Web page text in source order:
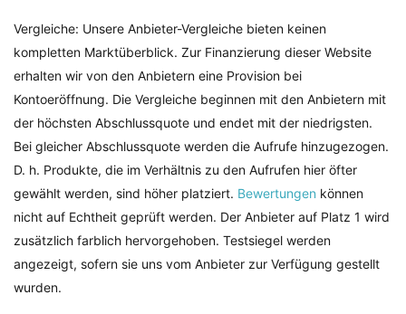
Vergleiche: Unsere Anbieter-Vergleiche bieten keinen
kompletten Marktüberblick. Zur Finanzierung dieser Website
erhalten wir von den Anbietern eine Provision bei
Kontoeröffnung. Die Vergleiche beginnen mit den Anbietern mit
der höchsten Abschlussquote und endet mit der niedrigsten.
Bei gleicher Abschlussquote werden die Aufrufe hinzugezogen.
D. h. Produkte, die im Verhältnis zu den Aufrufen hier öfter
gewählt werden, sind höher platziert. Bewertungen können
nicht auf Echtheit geprüft werden. Der Anbieter auf Platz 1 wird
zusätzlich farblich hervorgehoben. Testsiegel werden
angezeigt, sofern sie uns vom Anbieter zur Verfügung gestellt
wurden.